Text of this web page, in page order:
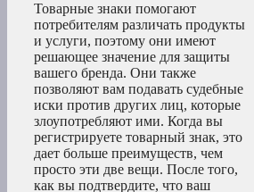
Товарные знаки помогают
потребителям различать продукты
и услуги, поэтому они имеют
решающее значение для защиты
вашего бренда. Они также
позволяют вам подавать судебные
иски против других лиц, которые
злоупотребляют ими. Когда вы
регистрируете товарный знак, это
дает больше преимуществ, чем
просто эти две вещи. После того,
как вы подтвердите, что ваш